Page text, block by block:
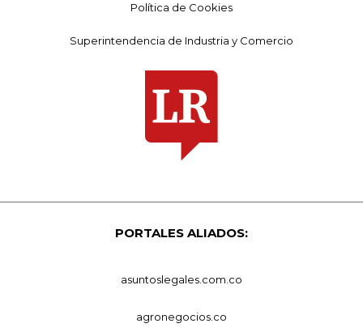
Política de Cookies
Superintendencia de Industria y Comercio
PORTALES ALIADOS:
asuntoslegales.com.co
agronegocios.co